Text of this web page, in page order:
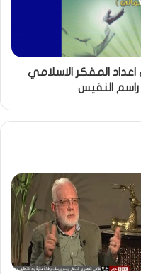
المفكر الاسلامي
راسم النفيس